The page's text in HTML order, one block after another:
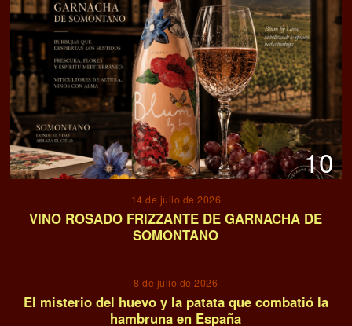
10
14 de julio de 2026
VINO ROSADO FRIZZANTE DE GARNACHA DE
SOMONTANO
8 de julio de 2026
El misterio del huevo y la patata que combatió la
hambruna en España